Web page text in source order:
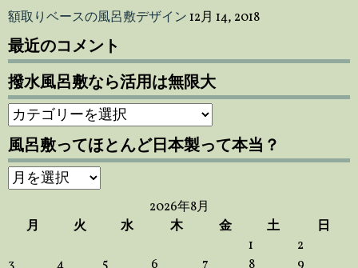
額取りベースの風呂敷デザイン12月 14, 2018
最近のコメント
撥水風呂敷なら活用は無限大
撥
水
風
呂
敷
用
風呂敷ってほとんど日本製って本当？
風
呂
2026年8月
月
火 水 木 金 土
日
1
2
3
4 5 6 7 8 9